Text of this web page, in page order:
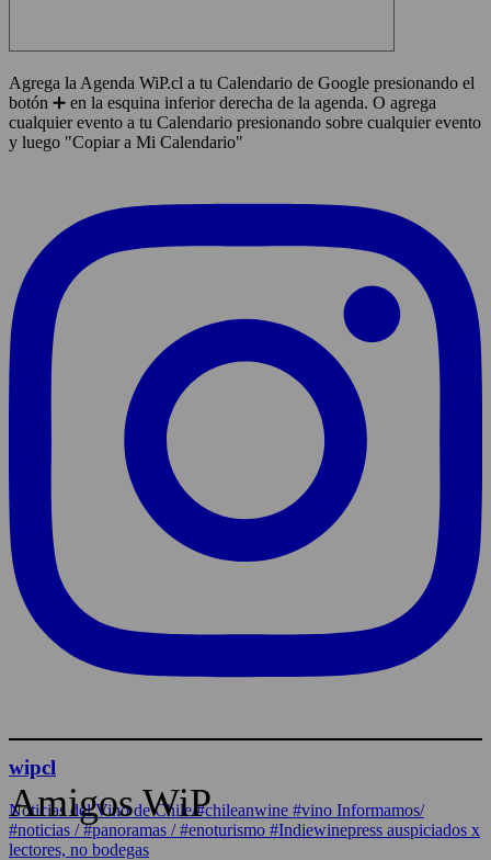
Agrega la Agenda WiP.cl a tu Calendario de Google presionando el
botón ➕ en la esquina inferior derecha de la agenda. O agrega
cualquier evento a tu Calendario presionando sobre cualquier evento
y luego "Copiar a Mi Calendario"
wipcl
Noticias del Vino de Chile/#chileanwine #vino Informamos/
#noticias / #panoramas / #enoturismo #Indiewinepress auspiciados x
lectores, no bodegas
Amigos WiP